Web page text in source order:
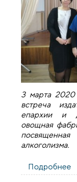
3 марта 2020
встреча
епархии и
овощная
алкоголизма.
Подробнее